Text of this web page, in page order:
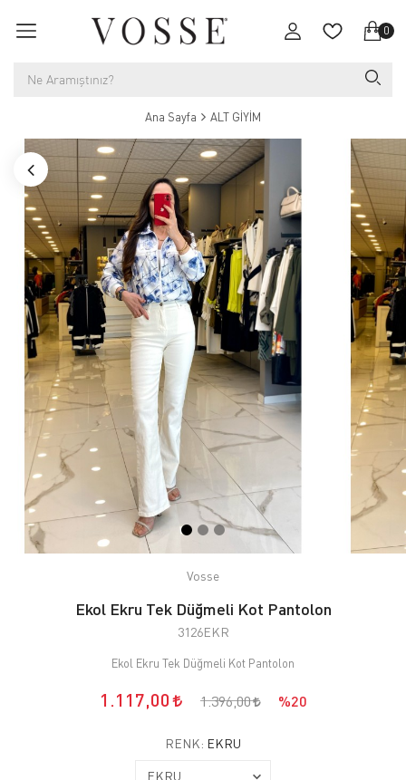
0
Ana Sayfa ALT GİYİM
Vosse
Ekol Ekru Tek Düğmeli Kot Pantolon
3126EKR
Ekol Ekru Tek Düğmeli Kot Pantolon
1.117,00 1.396,00 %20
RENK: EKRU